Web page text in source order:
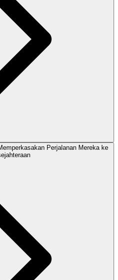
Perjalanan Mereka ke